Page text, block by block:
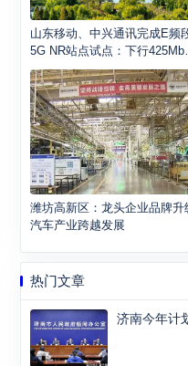
山东移动、中兴通讯完成E频
5G NR站点试点：下行
s相比4G网络提升5倍以上
潍坊高新区：龙头企业品牌升
汽车产业跨越发展
热门文章
济南今年计